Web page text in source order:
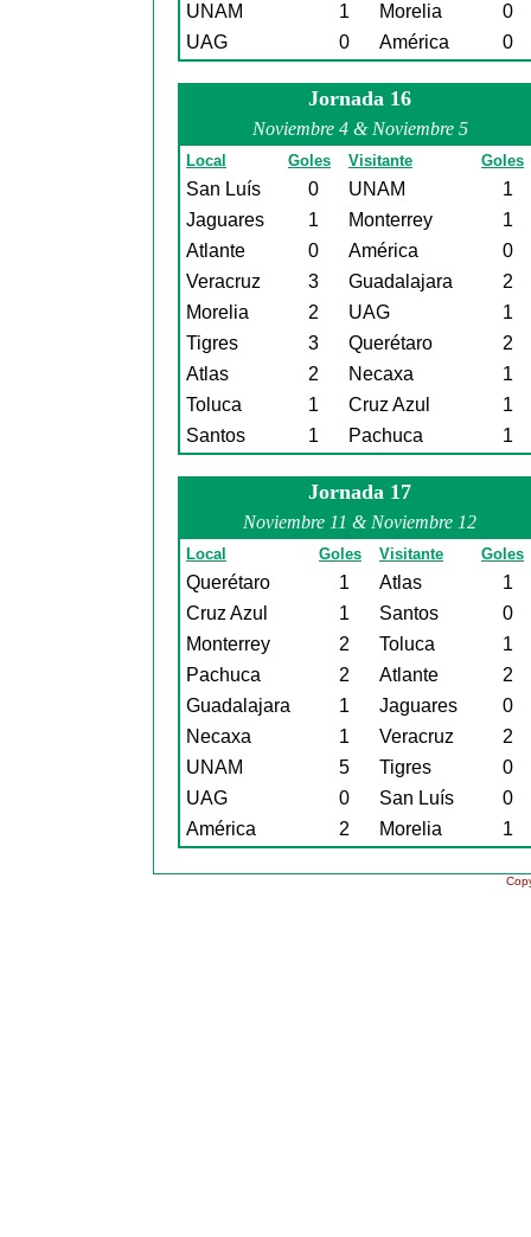
UNAM
1 Morelia
0
UAG
0 América 0
Jornada 16
Noviembre 4 & Noviembre 5
Local Goles Visitante Goles
San Luís 0 UNAM
1
Jaguares
1 Monterrey
1
Atlante
0 América
0
Veracruz
3 Guadalajara
2
Morelia
2 UAG
1
Tigres
3 Querétaro
2
Atlas
2 Necaxa
1
Toluca
1 Cruz Azul
1
Santos
1 Pachuca 1
Jornada 17
Noviembre 11 & Noviembre 12
Local Goles Visitante Goles
Querétaro 1 Atlas
1
Cruz Azul
1 Santos
0
Monterrey
2 Toluca
1
Pachuca
2 Atlante
2
Guadalajara
1 Jaguares
0
Necaxa
1 Veracruz
2
UNAM
5 Tigres
0
UAG
0 San Luís
0
América
2 Morelia 1